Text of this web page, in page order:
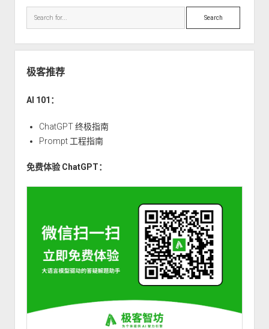
编
（四）：
函
数
模
式
Search
极客推荐
AI 101：
ChatGPT 终极指南
Prompt 工程指南
免费体验 ChatGPT：